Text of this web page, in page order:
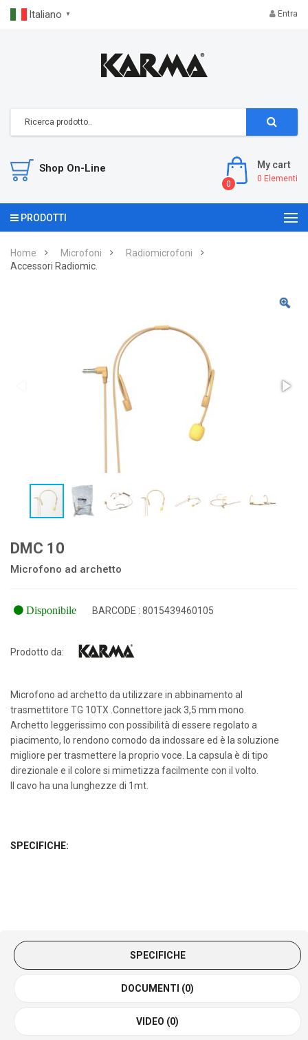
Italiano ▼ Entra
My cart
0 Elementi
0
Shop On-Line
PRODOTTI
Home Microfoni
Radiomicrofoni
Accessori Radiomic.
DMC 10
Microfono ad archetto
Disponibile BARCODE : 8015439460105
Prodotto da:
Microfono ad archetto da utilizzare in abbinamento al
trasmettitore TG 10TX .Connettore jack 3,5 mm mono.
Archetto leggerissimo con possibilità di essere regolato a
piacimento, lo rendono comodo da indossare ed è la soluzione
migliore per trasmettere la proprio voce. La capsula è di tipo
direzionale e il colore si mimetizza facilmente con il volto.
Il cavo ha una lunghezze di 1mt.
SPECIFICHE:
SPECIFICHE
DOCUMENTI (0)
VIDEO (0)